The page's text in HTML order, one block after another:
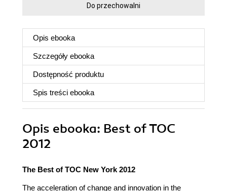
Do przechowalni
Opis ebooka
Szczegóły ebooka
Dostępność produktu
Spis treści ebooka
Opis ebooka: Best of TOC
2012
The Best of TOC New York 2012
The acceleration of change and innovation in the